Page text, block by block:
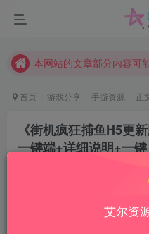
现在赞助会员享受专属折
首页 游戏分享 手游资源 正
《街机疯狂捕鱼H5更
一键端+详细说明+一
艾尔资